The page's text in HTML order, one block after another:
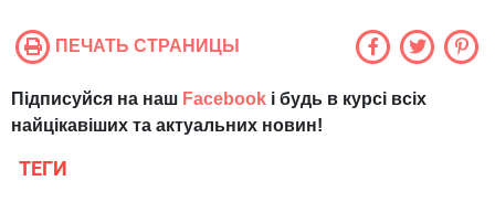
ПЕЧАТЬ СТРАНИЦЫ
Підписуйся на наш Facebook і будь в курсі всіх
найцікавіших та актуальних новин!
ТЕГИ